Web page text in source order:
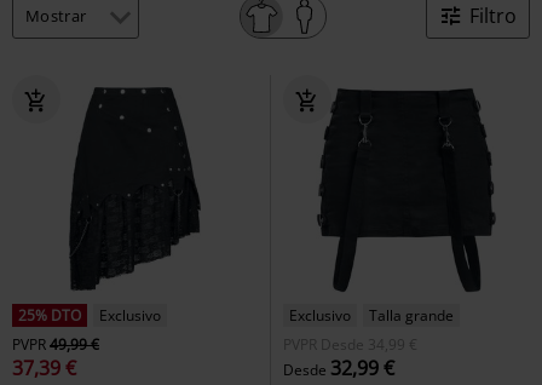
Filtro
25% DTO
Exclusivo
PVPR49,99 €
37,39 €
Exclusivo
Talla grande
PVPR
Desde 34,99 €
Desde 32,99 €